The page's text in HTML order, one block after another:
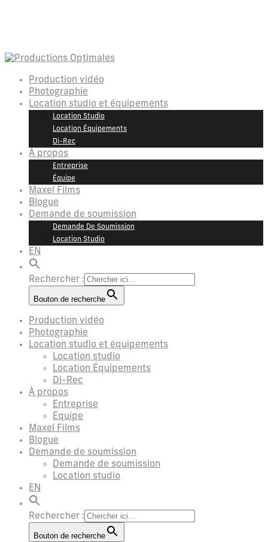
Production vidéo
Photographie
Location studio et équipements
Location Studio
Location Équipements
Di-Rec
À propos
Entreprise
Équipe
Maxel Films
Blogue
Demande de soumission
Demande De Soumission
Location Studio
EN
Rechercher :
Bouton de recherche
Production vidéo
Photographie
Location studio et équipements
Location studio
Location Équipements
Di-Rec
À propos
Entreprise
Équipe
Maxel Films
Blogue
Demande de soumission
Demande de soumission
Location studio
EN
Rechercher :
Bouton de recherche